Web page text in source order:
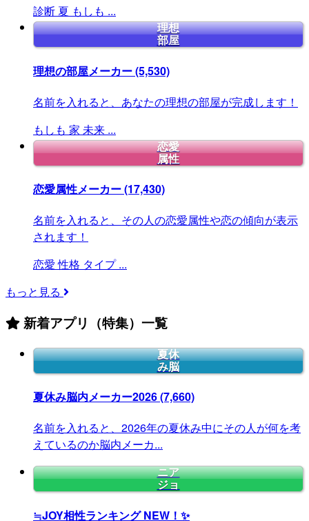
診断 夏 もしも ...
理想
部屋
理想の部屋メーカー(5,530)
名前を入れると、あなたの理想の部屋が完成します！
もしも 家 未来 ...
恋愛
属性
恋愛属性メーカー(17,430)
名前を入れると、その人の恋愛属性や恋の傾向が表示
されます！
恋愛 性格 タイプ ...
もっと見る
新着アプリ（特集）一覧
夏休
み脳
夏休み脳内メーカー2026(7,660)
名前を入れると、2026年の夏休み中にその人が何を考
えているのか脳内メーカ...
ニア
ジョ
≒JOY相性ランキングNEW！✨